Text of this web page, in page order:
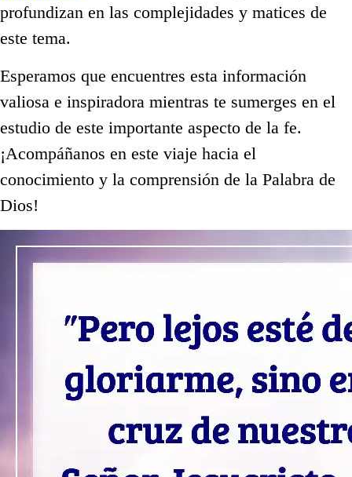
profundizan en las complejidades y matices de
este tema.
Esperamos que encuentres esta información
valiosa e inspiradora mientras te sumerges en el
estudio de este importante aspecto de la fe.
¡Acompáñanos en este viaje hacia el
conocimiento y la comprensión de la Palabra de
Dios!